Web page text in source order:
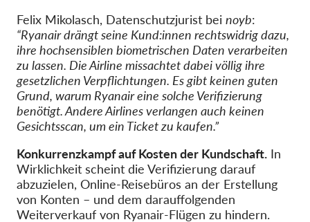
Felix Mikolasch, Datenschutzjurist bei noyb:
“Ryanair drängt seine Kund:innen rechtswidrig dazu,
ihre hochsensiblen biometrischen Daten verarbeiten
zu lassen. Die Airline missachtet dabei völlig ihre
gesetzlichen Verpflichtungen. Es gibt keinen guten
Grund, warum Ryanair eine solche Verifizierung
benötigt. Andere Airlines verlangen auch keinen
Gesichtsscan, um ein Ticket zu kaufen.”
Konkurrenzkampf auf Kosten der Kundschaft. In
Wirklichkeit scheint die Verifizierung darauf
abzuzielen, Online-Reisebüros an der Erstellung
von Konten – und dem darauffolgenden
Weiterverkauf von Ryanair-Flügen zu hindern.